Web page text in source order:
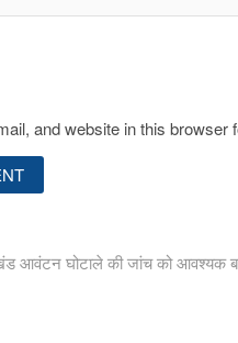
and website in this browser
आवंटन घोटाले की जांच को आवश्यक